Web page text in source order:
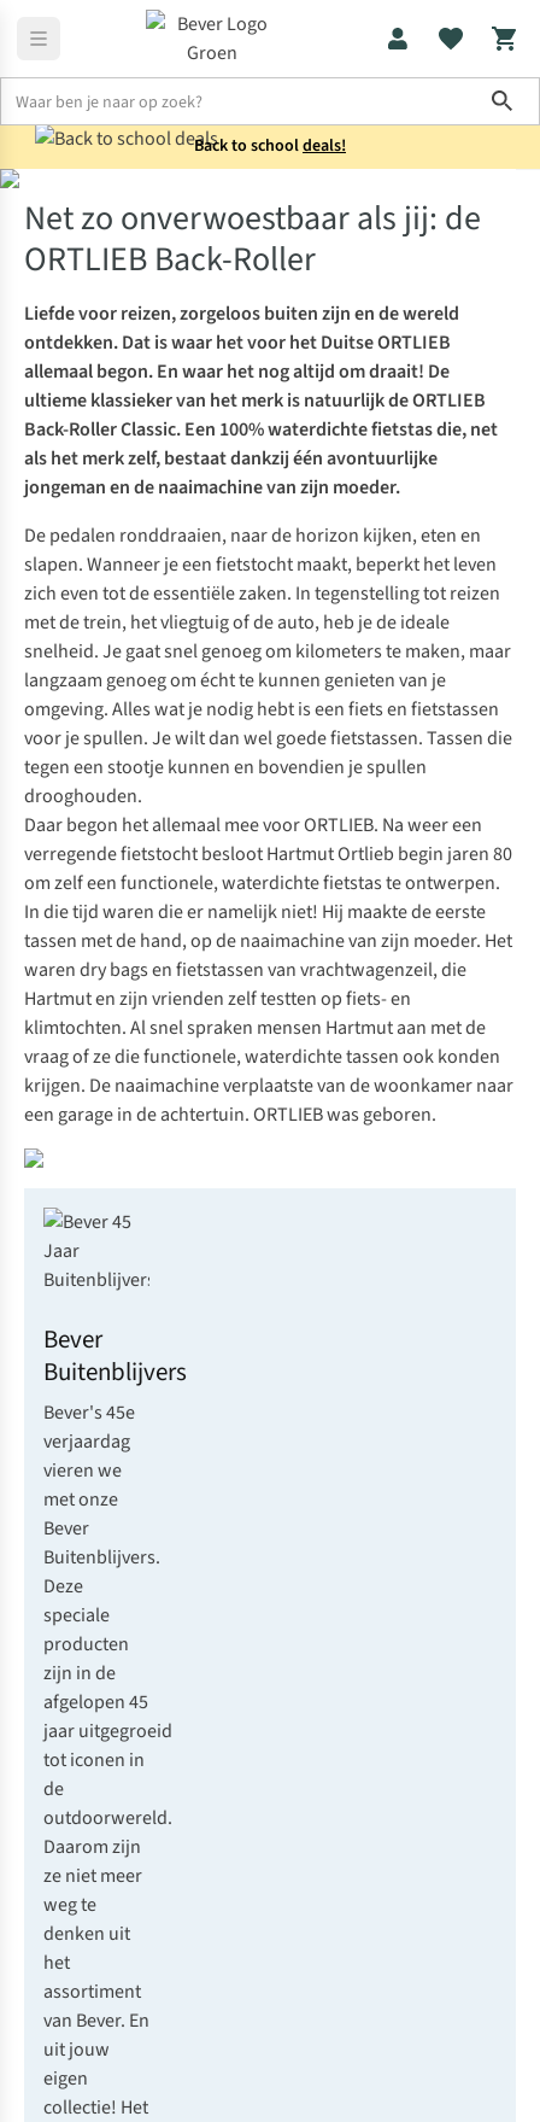
Back to schooldeals!
Net zo onverwoestbaar als jij: de ORTLIEB Back-Roller
Net zo onverwoestbaar als jij: de
ORTLIEB Back-Roller
Liefde voor reizen, zorgeloos buiten zijn en de wereld
ontdekken. Dat is waar het voor het Duitse ORTLIEB
allemaal begon. En waar het nog altijd om draait! De
ultieme klassieker van het merk is natuurlijk de ORTLIEB
Back-Roller Classic. Een 100% waterdichte fietstas die, net
als het merk zelf, bestaat dankzij één avontuurlijke
jongeman en de naaimachine van zijn moeder.
De pedalen ronddraaien, naar de horizon kijken, eten en
slapen. Wanneer je een fietstocht maakt, beperkt het leven
zich even tot de essentiële zaken. In tegenstelling tot reizen
met de trein, het vliegtuig of de auto, heb je de ideale
snelheid. Je gaat snel genoeg om kilometers te maken, maar
langzaam genoeg om écht te kunnen genieten van je
omgeving. Alles wat je nodig hebt is een fiets en fietstassen
voor je spullen. Je wilt dan wel goede fietstassen. Tassen die
tegen een stootje kunnen en bovendien je spullen
drooghouden.
Daar begon het allemaal mee voorORTLIEB. Na weer een
verregende fietstocht besloot Hartmut Ortlieb begin jaren 80
om zelf een functionele, waterdichte fietstas te ontwerpen.
In die tijd waren die er namelijk niet! Hij maakte de eerste
tassen met de hand, op de naaimachine van zijn moeder. Het
waren dry bags en fietstassen van vrachtwagenzeil, die
Hartmut en zijn vrienden zelf testten op fiets- en
klimtochten. Al snel spraken mensen Hartmut aan met de
vraag of ze die functionele, waterdichte tassen ook konden
krijgen. De naaimachine verplaatste van de woonkamer naar
een garage in de achtertuin. ORTLIEB was geboren.
Bever
Buitenblijvers
Bever's 45e
verjaardag
vieren we
met onze
Bever
Buitenblijvers.
Deze
speciale
producten
zijn in de
afgelopen 45
jaar uitgegroeid
tot iconen in
de
outdoorwereld.
Daarom zijn
ze niet meer
weg te
denken uit
het
assortiment
van Bever. En
uit jouw
eigen
collectie! Het